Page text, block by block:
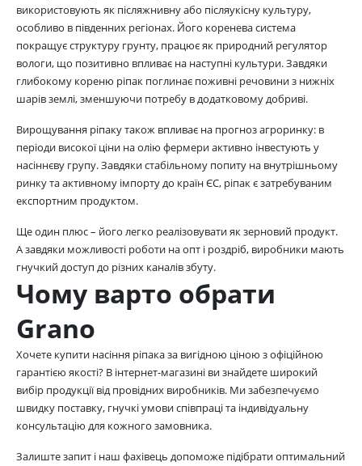
використовують як післяжнивну або післяукісну культуру,
особливо в південних регіонах. Його коренева система
покращує структуру грунту, працює як природний регулятор
вологи, що позитивно впливає на наступні культури. Завдяки
глибокому кореню ріпак поглинає поживні речовини з нижніх
шарів землі, зменшуючи потребу в додатковому добриві.
Вирощування ріпаку також впливає на прогноз агроринку: в
періоди високої ціни на олію фермери активно інвестують у
насіннєву групу. Завдяки стабільному попиту на внутрішньому
ринку та активному імпорту до країн ЄС, ріпак є затребуваним
експортним продуктом.
Ще один плюс – його легко реалізовувати як зерновий продукт.
А завдяки можливості роботи на опт і роздріб, виробники мають
гнучкий доступ до різних каналів збуту.
Чому варто обрати
Grano
Хочете купити насіння ріпака за вигідною ціною з офіційною
гарантією якості? В інтернет-магазині ви знайдете широкий
вибір продукції від провідних виробників. Ми забезпечуємо
швидку поставку, гнучкі умови співпраці та індивідуальну
консультацію для кожного замовника.
Залиште запит і наш фахівець допоможе підібрати оптимальний